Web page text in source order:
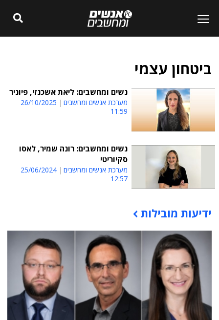
ביטחון עצמי
נשים ומחשבים: ליאת אשכנזי, פיוניר
מערכת אנשים ומחשבים
26/10/2025
11:59
נשים ומחשבים: רונה שמיר, לאסו
סקיוריטי
מערכת אנשים ומחשבים
25/06/2024
12:57
תוכן פרסומי
ידיעות מובילות